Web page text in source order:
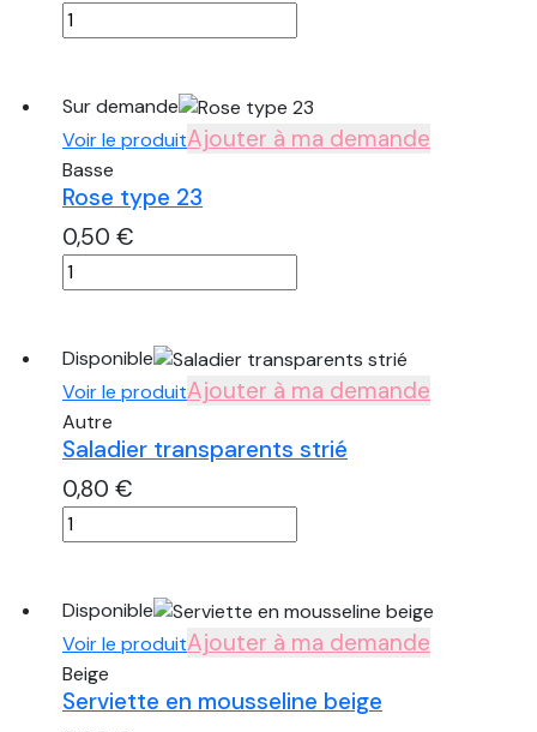
quantité
de
marocain
bicolore
noir
Sur demande
Voir le produitAjouter à ma demande
Basse
Rose type 23
0,50 €
quantité
de
type
23
Disponible
Voir le produitAjouter à ma demande
Autre
Saladier transparents strié
0,80 €
quantité
de
transparents
strié
Disponible
Voir le produitAjouter à ma demande
Beige
Serviette en mousseline beige